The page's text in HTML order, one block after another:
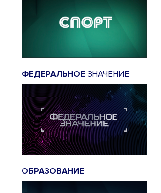
ФЕДЕРАЛЬНОЕ ЗНАЧЕНИЕ
ОБРАЗОВАНИЕ